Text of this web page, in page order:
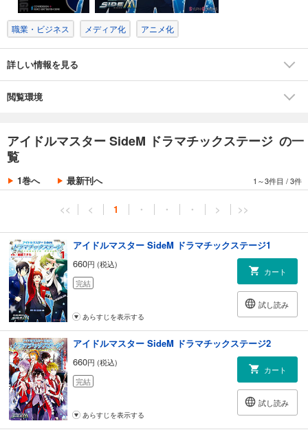
職業・ビジネス メディア化 アニメ化
詳しい情報を見る
閲覧環境
アイドルマスター SideM ドラマチックステージ の一
覧
1巻へ 最新刊へ 1～3件目 /3件
<< < 1 ・ ・ ・ > >>
アイドルマスター SideM ドラマチックステージ1
660円 (税込)
完結
カート
試し読み
あらすじを表示する
アイドルマスター SideM ドラマチックステージ2
660円 (税込)
完結
カート
試し読み
あらすじを表示する